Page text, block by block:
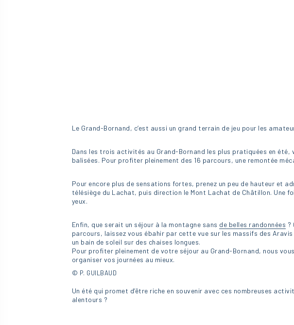
Le Grand-Bornand, c’est aussi un grand terrain de jeu pour les
Dans les trois activités au Grand-Bornand les plus pratiquées en été,
balisées. Pour profiter pleinement des 16 parcours, une remontée
Pour encore plus de sensations fortes, prenez un peu de hauteur et
télésiège du Lachat, puis direction le Mont Lachat de Châtillon. Une
yeux.
Enfin, que serait un séjour à la montagne sans de belles randonnées ?
parcours, laissez vous ébahir par cette vue sur les massifs des
un bain de soleil sur des chaises longues.
Pour profiter pleinement de votre séjour au Grand-Bornand, nous
organiser vos journées au mieux.
© P. GUILBAUD
Un été qui promet d’être riche en souvenir avec ces nombreuses
alentours ?